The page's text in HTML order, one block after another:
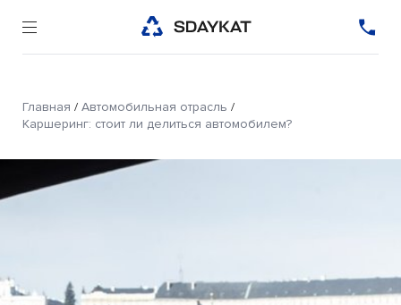
Главная / Автомобильная отрасль /
Каршеринг: стоит ли делиться автомобилем?